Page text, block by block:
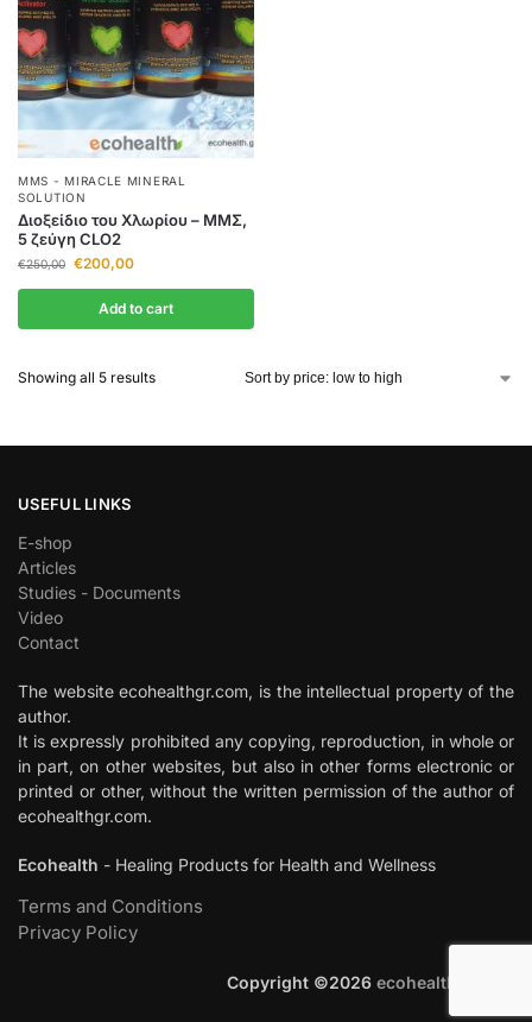
MMS - MIRACLE MINERAL
SOLUTION
Διοξείδιο του Χλωρίου – ΜΜΣ,
5 ζεύγη CLO2
€250,00 €200,00
Add to cart
Showing all 5 results
USEFUL LINKS
E-shop
Articles
Studies - Documents
Video
Contact
The website ecohealthgr.com, is the intellectual property of the
author.
It is expressly prohibited any copying, reproduction, in whole or
in part, on other websites, but also in other forms electronic or
printed or other, without the written permission of the author of
ecohealthgr.com.
Ecohealth - Healing Products for Health and Wellness
Terms and Conditions
Privacy Policy
Copyright ©2026 ecohealthgr.com